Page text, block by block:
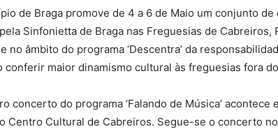
de Braga promove de 4 a 6 de Maio um conjunto
Sinfonietta de Braga nas Freguesias de Cabreiros,
no âmbito do programa ‘Descentra’ da
conferir maior dinamismo cultural às freguesias fora
concerto do programa ‘Falando de Música’
Centro Cultural de Cabreiros. Segue-se o concerto